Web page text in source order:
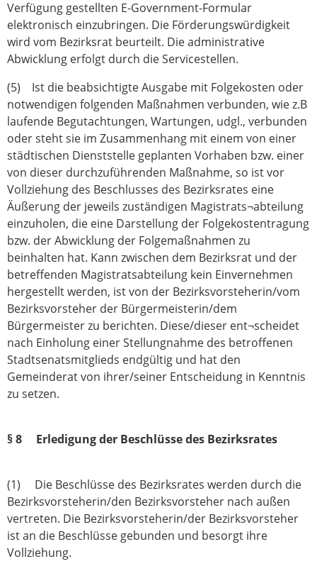
Verfügung gestellten E-Government-Formular
elektronisch einzubringen. Die Förderungswürdigkeit
wird vom Bezirksrat beurteilt. Die administrative
Abwicklung erfolgt durch die Servicestellen.
(5) Ist die beabsichtigte Ausgabe mit Folgekosten oder
notwendigen folgenden Maßnahmen verbunden, wie z.B
laufende Begutachtungen, Wartungen, udgl., verbunden
oder steht sie im Zusammenhang mit einem von einer
städtischen Dienststelle geplanten Vorhaben bzw. einer
von dieser durchzuführenden Maßnahme, so ist vor
Vollziehung des Beschlusses des Bezirksrates eine
Äußerung der jeweils zuständigen Magistrats¬abteilung
einzuholen, die eine Darstellung der Folgekostentragung
bzw. der Abwicklung der Folgemaßnahmen zu
beinhalten hat. Kann zwischen dem Bezirksrat und der
betreffenden Magistratsabteilung kein Einvernehmen
hergestellt werden, ist von der Bezirksvorsteherin/vom
Bezirksvorsteher der Bürgermeisterin/dem
Bürgermeister zu berichten. Diese/dieser ent¬scheidet
nach Einholung einer Stellungnahme des betroffenen
Stadtsenatsmitglieds endgültig und hat den
Gemeinderat von ihrer/seiner Entscheidung in Kenntnis
zu setzen.
§ 8 Erledigung der Beschlüsse des Bezirksrates
(1) Die Beschlüsse des Bezirksrates werden durch die
Bezirksvorsteherin/den Bezirksvorsteher nach außen
vertreten. Die Bezirksvorsteherin/der Bezirksvorsteher
ist an die Beschlüsse gebunden und besorgt ihre
Vollziehung.